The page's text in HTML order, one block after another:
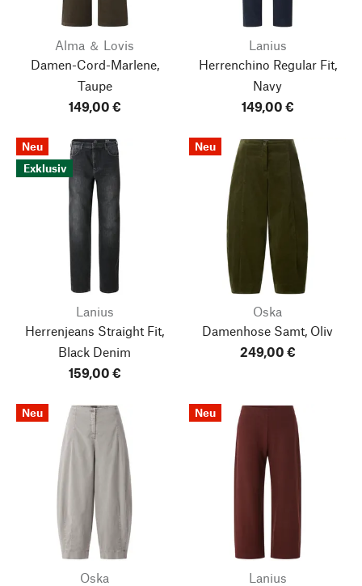
Alma ＆ Lovis
Damen-Cord-Marlene,
Taupe
149,00 €
Lanius
Herrenchino Regular Fit,
Navy
149,00 €
Neu
Exklusiv
Lanius
Herrenjeans Straight Fit,
Black Denim
159,00 €
Neu
Oska
Damenhose Samt, Oliv
249,00 €
Neu
Oska
Neu
Lanius